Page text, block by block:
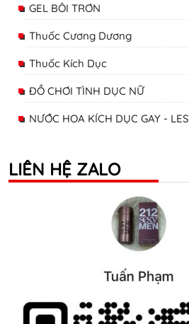
GEL BÔI TRƠN
Thuốc Cương Dương
Thuốc Kích Dục
ĐỒ CHƠI TÌNH DỤC NỮ
NƯỚC HOA KÍCH DỤC GAY - LES
LIÊN HỆ ZALO